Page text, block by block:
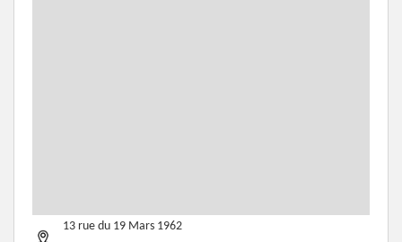
13 rue du 19 Mars 1962